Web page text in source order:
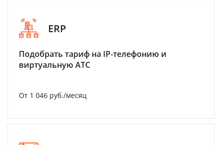
ERP
Подобрать тариф на IP-телефонию и
виртуальную АТС
От 1 046 руб./месяц